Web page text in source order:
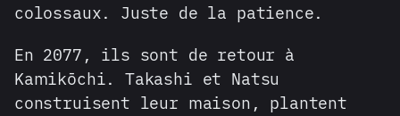
colossaux. Juste de la patience.
En 2077, ils sont de retour à
Kamikōchi. Takashi et Natsu
construisent leur maison, plantent